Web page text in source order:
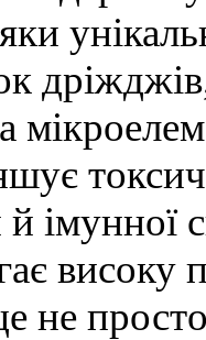
й імунної
просто